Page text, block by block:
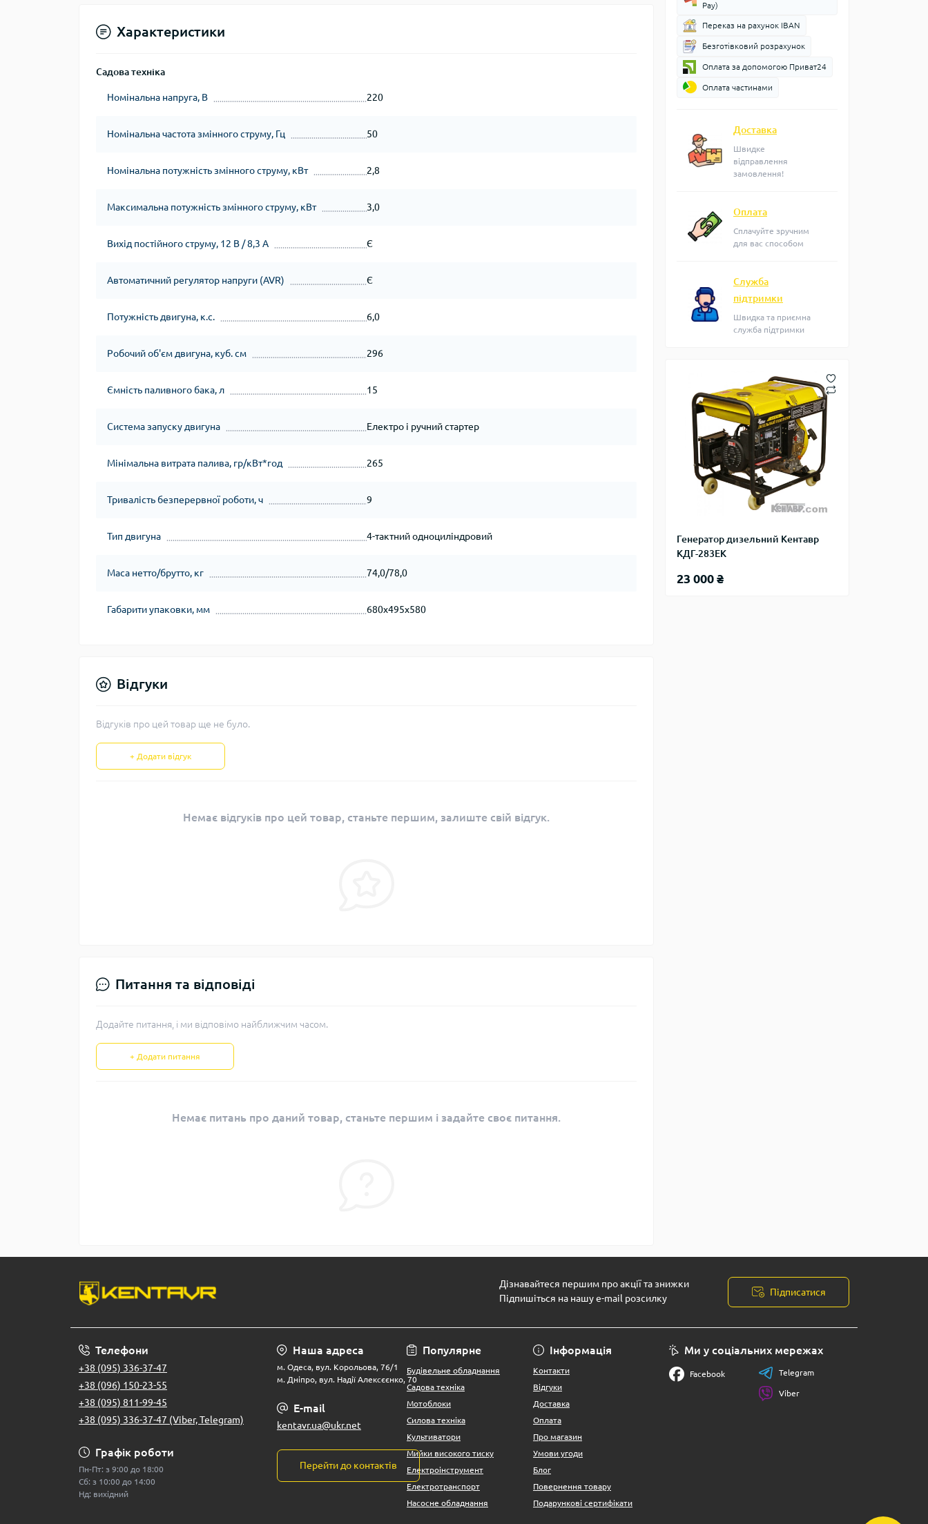
Pay)
Переказ на рахунок IBAN
Безготівковий розрахунок
Оплата за допомогою Приват24
Оплата частинами
Доставка
Швидке
відправлення
замовлення!
Оплата
Сплачуйте зручним
для вас способом
Служба
підтримки
Швидка та приємна
служба підтримки
Генератор дизельний Кентавр
КДГ-283ЕК
23 000 ₴
Характеристики
Садова техніка
Номінальна напруга, В 220
Номінальна частота змінного струму, Гц 50
Номінальна потужність змінного струму, кВт 2,8
Максимальна потужність змінного струму, кВт 3,0
Вихід постійного струму, 12 В / 8,3 А Є
Автоматичний регулятор напруги (AVR) Є
Потужність двигуна, к.с. 6,0
Робочий об'єм двигуна, куб. см 296
Ємність паливного бака, л 15
Система запуску двигуна Електро і ручний стартер
Мінімальна витрата палива, гр/кВт*год 265
Тривалість безперервної роботи, ч 9
Тип двигуна 4-тактний одноциліндровий
Маса нетто/брутто, кг 74,0/78,0
Габарити упаковки, мм 680х495х580
Відгуки
Відгуків про цей товар ще не було.
+ Додати відгук
Немає відгуків про цей товар, станьте першим, залиште свій відгук.
Питання та відповіді
Додайте питання, і ми відповімо найближчим часом.
+ Додати питання
Немає питань про даний товар, станьте першим і задайте своє питання.
Дізнавайтеся першим про акції та знижки
Підпишіться на нашу e-mail розсилку
Підписатися
Телефони
+38 (095) 336-37-47
+38 (096) 150-23-55
+38 (095) 811-99-45
+38 (095) 336-37-47 (Viber, Telegram)
Графік роботи
Пн-Пт: з 9:00 до 18:00
Сб: з 10:00 до 14:00
Нд: вихідний
Наша адреса
м. Одеса, вул. Корольова, 76/1
м. Дніпро, вул. Надії Алексєєнко, 70
E-mail
kentavr.ua@ukr.net
Перейти до контактів
Популярне
Будівельне обладнання
Садова техніка
Мотоблоки
Силова техніка
Культиватори
Мийки високого тиску
Електроінструмент
Електротранспорт
Насосне обладнання
Інформація
Контакти
Відгуки
Доставка
Оплата
Про магазин
Умови угоди
Блог
Повернення товару
Подарункові сертифікати
Ми у соціальних мережах
Facebook Telegram
Viber